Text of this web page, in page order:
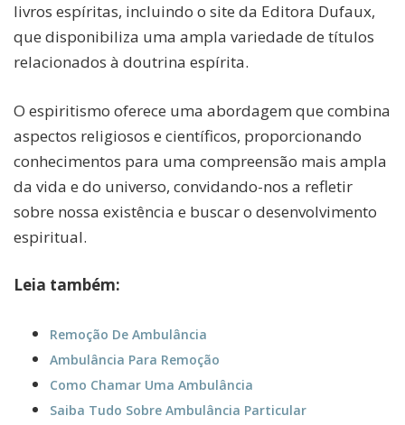
livros espíritas, incluindo o site da Editora Dufaux,
que disponibiliza uma ampla variedade de títulos
relacionados à doutrina espírita.
O espiritismo oferece uma abordagem que combina
aspectos religiosos e científicos, proporcionando
conhecimentos para uma compreensão mais ampla
da vida e do universo, convidando-nos a refletir
sobre nossa existência e buscar o desenvolvimento
espiritual.
Leia também:
Remoção De Ambulância
Ambulância Para Remoção
Como Chamar Uma Ambulância
Saiba Tudo Sobre Ambulância Particular